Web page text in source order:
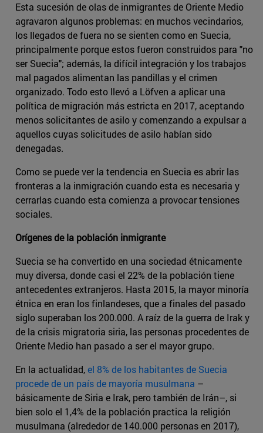
Esta sucesión de olas de inmigrantes de Oriente Medio
agravaron algunos problemas: en muchos vecindarios,
los llegados de fuera no se sienten como en Suecia,
principalmente porque estos fueron construidos para "no
ser Suecia"; además, la difícil integración y los trabajos
mal pagados alimentan las pandillas y el crimen
organizado. Todo esto llevó a Löfven a aplicar una
política de migración más estricta en 2017, aceptando
menos solicitantes de asilo y comenzando a expulsar a
aquellos cuyas solicitudes de asilo habían sido
denegadas.
Como se puede ver la tendencia en Suecia es abrir las
fronteras a la inmigración cuando esta es necesaria y
cerrarlas cuando esta comienza a provocar tensiones
sociales.
Orígenes de la población inmigrante
Suecia se ha convertido en una sociedad étnicamente
muy diversa, donde casi el 22% de la población tiene
antecedentes extranjeros. Hasta 2015, la mayor minoría
étnica en eran los finlandeses, que a finales del pasado
siglo superaban los 200.000. A raíz de la guerra de Irak y
de la crisis migratoria siria, las personas procedentes de
Oriente Medio han pasado a ser el mayor grupo.
En la actualidad,el 8% de los habitantes de Suecia
procede de un país de mayoría musulmana –
básicamente de Siria e Irak, pero también de Irán–, si
bien solo el 1,4% de la población practica la religión
musulmana (alrededor de 140.000 personas en 2017),